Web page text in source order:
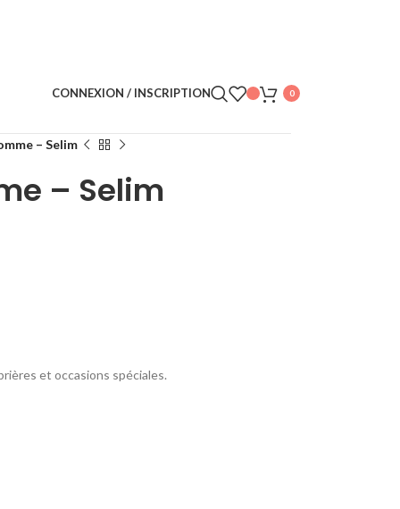
CONNEXION / INSCRIPTION 0
– Selim
– Selim
et occasions spéciales.